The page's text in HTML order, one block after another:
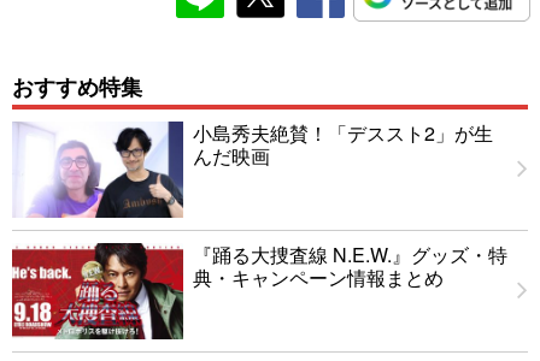
おすすめ特集
小島秀夫絶賛！「デススト2」が生
んだ映画
『踊る大捜査線 N.E.W.』グッズ・特
典・キャンペーン情報まとめ